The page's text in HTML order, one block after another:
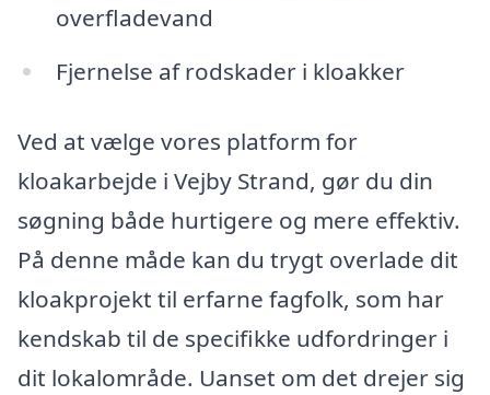
overfladevand
Fjernelse af rodskader i kloakker
Ved at vælge vores platform for
kloakarbejde i Vejby Strand, gør du din
søgning både hurtigere og mere effektiv.
På denne måde kan du trygt overlade dit
kloakprojekt til erfarne fagfolk, som har
kendskab til de specifikke udfordringer i
dit lokalområde. Uanset om det drejer sig